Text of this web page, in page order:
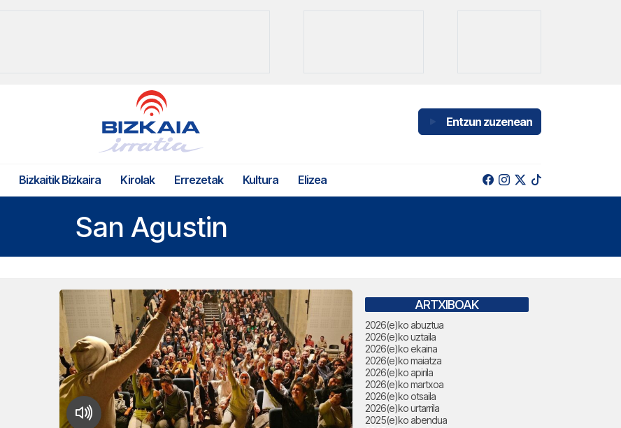
Entzun zuzenean
Bizkaitik Bizkaira Kirolak Errezetak Kultura Elizea
San Agustin
ARTXIBOAK
2026(e)ko abuztua
2026(e)ko uztaila
2026(e)ko ekaina
2026(e)ko maiatza
2026(e)ko apirila
2026(e)ko martxoa
2026(e)ko otsaila
2026(e)ko urtarrila
2025(e)ko abendua